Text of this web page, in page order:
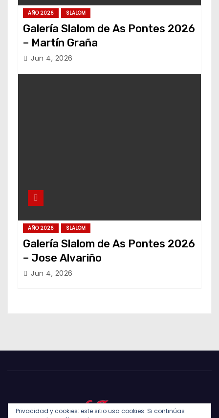
AÑO 2026 SLALOM
Galería Slalom de As Pontes 2026
– Martín Graña
Jun 4, 2026
AÑO 2026 SLALOM
Galería Slalom de As Pontes 2026
– Jose Alvariño
Jun 4, 2026
Privacidad y cookies: este sitio usa cookies. Si continúas